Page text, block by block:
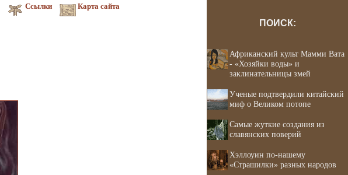
Ссылки Карта сайта
ПОИСК:
Африканский культ Мамми Вата
- «Хозяйки воды» и
заклинательницы змей
Ученые подтвердили китайский
миф о Великом потопе
Самые жуткие создания из
славянских поверий
Хэллоуин по-нашему
«Страшилки» разных народов